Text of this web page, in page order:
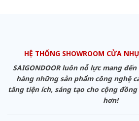
HỆ THỐNG SHOWROOM CỬA
SAIGONDOOR luôn nỗ lực mang
hàng những sản phẩm công nghệ
tăng tiện ích, sáng tạo cho cộng
hơn!